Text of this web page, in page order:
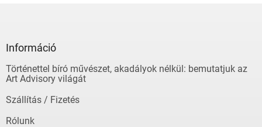
Információ
Történettel bíró művészet, akadályok nélkül: bemutatjuk az
Art Advisory világát
Szállítás / Fizetés
Rólunk